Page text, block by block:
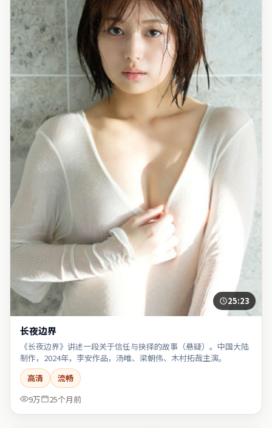
25:23
长夜边界
《长夜边界》讲述一段关于信任与抉择的故事（悬疑）。中国大陆
制作，2024年，李安作品，汤唯、梁朝伟、木村拓哉主演。
高清
流畅
9万
25个月前